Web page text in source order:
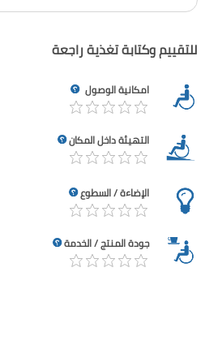
للتقييم وكتابة تغذية راجعة
امكانية الوصول
التهيئة داخل المكان
الإضاءة / السطوع
جودة المنتج / الخدمة